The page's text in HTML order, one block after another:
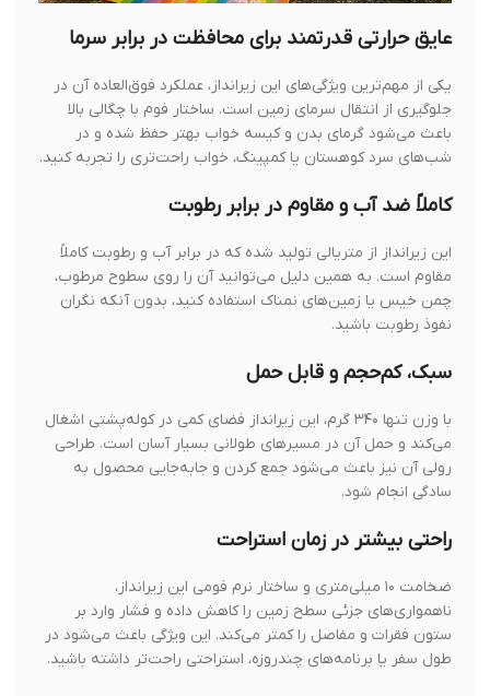
عایق حرارتی قدرتمند برای محافظت در برابر سرما
یکی از مهم‌ترین ویژگی‌های این زیرانداز، عملکرد فوق‌العاده آن در
جلوگیری از انتقال سرمای زمین است. ساختار فوم با چگالی بالا
باعث می‌شود گرمای بدن و کیسه خواب بهتر حفظ شده و در
شب‌های سرد کوهستان یا کمپینگ، خواب راحت‌تری را تجربه کنید.
کاملاً ضد آب و مقاوم در برابر رطوبت
این زیرانداز از متریالی تولید شده که در برابر آب و رطوبت کاملاً
مقاوم است. به همین دلیل می‌توانید آن را روی سطوح مرطوب،
چمن خیس یا زمین‌های نمناک استفاده کنید، بدون آنکه نگران
نفوذ رطوبت باشید.
سبک، کم‌حجم و قابل حمل
با وزن تنها ۳۴۰ گرم، این زیرانداز فضای کمی در کوله‌پشتی اشغال
می‌کند و حمل آن در مسیرهای طولانی بسیار آسان است. طراحی
رولی آن نیز باعث می‌شود جمع کردن و جابه‌جایی محصول به
سادگی انجام شود.
راحتی بیشتر در زمان استراحت
ضخامت ۱۰ میلی‌متری و ساختار نرم فومی این زیرانداز،
ناهمواری‌های جزئی سطح زمین را کاهش داده و فشار وارد بر
ستون فقرات و مفاصل را کمتر می‌کند. این ویژگی باعث می‌شود در
طول سفر یا برنامه‌های چندروزه، استراحتی راحت‌تر داشته باشید.